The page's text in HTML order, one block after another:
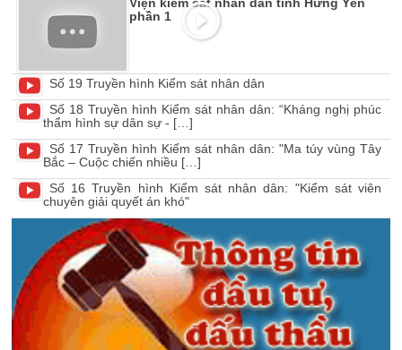
phần 1
Số 19 Truyền hình Kiểm sát nhân dân
Số 18 Truyền hình Kiểm sát nhân dân: “Kháng nghị phúc
thẩm hình sự dân sự - […]
Số 17 Truyền hình Kiểm sát nhân dân: "Ma túy vùng Tây
Bắc – Cuộc chiến nhiều […]
Số 16 Truyền hình Kiểm sát nhân dân: "Kiểm sát viên
chuyên giải quyết án khó"